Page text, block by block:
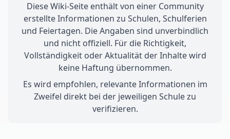
Diese Wiki-Seite enthält von einer Community
erstellte Informationen zu Schulen, Schulferien
und Feiertagen. Die Angaben sind unverbindlich
und nicht offiziell. Für die Richtigkeit,
Vollständigkeit oder Aktualität der Inhalte wird
keine Haftung übernommen.
Es wird empfohlen, relevante Informationen im
Zweifel direkt bei der jeweiligen Schule zu
verifizieren.